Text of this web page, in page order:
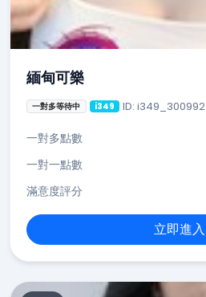
緬甸可樂
一對多等待中 i349 ID: i349_300992
一對多點數
一對一點數
滿意度評分
立即進入